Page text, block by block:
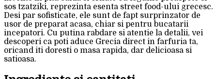
sos tzatziki, reprezinta esenta street food-ului grecesc.
Desi par sofisticate, ele sunt de fapt surprinzator de
usor de preparat acasa, chiar si pentru bucatarii
incepatori. Cu putina rabdare si atentie la detalii, vei
descoperi ca poti aduce Grecia direct in farfuria ta,
oricand iti doresti o masa rapida, dar delicioasa si
satioasa.